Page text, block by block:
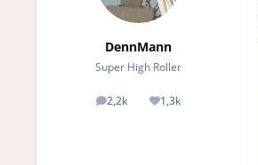
DennMann
Super High Roller
2,2k
posts 1,3k
Reputation